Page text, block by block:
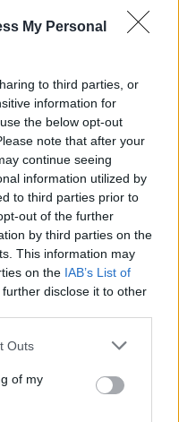
My Personal
to third parties, or
information for
the below opt-out
note that after your
continue seeing
information utilized by
to third parties prior to
out of the further
by third parties on the
This information may
on the IAB’s List of
disclose it to other
Outs
of my
é ver a Lexus
claramente a sua
1 em cada 630). A
donos de Lexus, por
compra, tendem a
e a manter os carros
antes de comentar)
venda – Um Volvo
decidiu manter até ao